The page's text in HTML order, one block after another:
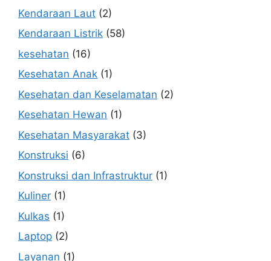
Kendaraan Laut (2)
Kendaraan Listrik (58)
kesehatan (16)
Kesehatan Anak (1)
Kesehatan dan Keselamatan (2)
Kesehatan Hewan (1)
Kesehatan Masyarakat (3)
Konstruksi (6)
Konstruksi dan Infrastruktur (1)
Kuliner (1)
Kulkas (1)
Laptop (2)
Layanan (1)